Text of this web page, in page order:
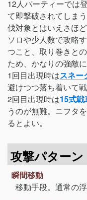
12人パーティーでは
て即撃破されてしま
伐対象とはいえさほ
ソロや少人数で攻略
つこと、取り巻きと
ため、かなりの強敵に
1回目出現時はスネー
避けつつ落ち着いて戦
2回目出現時は15式戦
うのが無難。ニフタ
るとよい。
攻撃パターン
瞬間移動
移動手段。通常の